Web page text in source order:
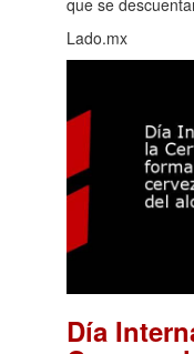
Lado.mx
Día